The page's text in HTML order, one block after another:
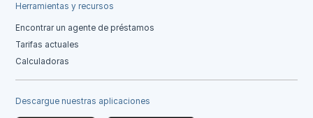
Herramientas y recursos
Encontrar un agente de préstamos
Tarifas actuales
Calculadoras
Descargue nuestras aplicaciones